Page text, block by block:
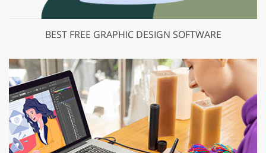
BEST FREE GRAPHIC DESIGN SOFTWARE